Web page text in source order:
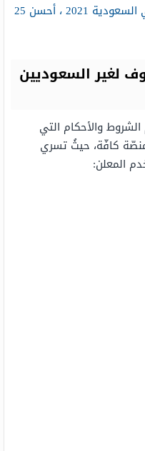
أفضل تجارة مربحة في السعودية 2021 ، أحسن 25
لغير السعوديين
والأحكام التي
كافّة، حيثُ تسري
المعلن: